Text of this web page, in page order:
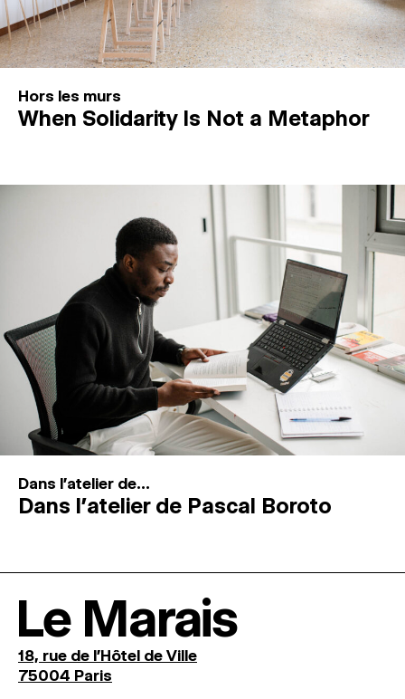
Hors les murs
When Solidarity Is Not a Metaphor
Dans l'atelier de...
Dans l’atelier de Pascal Boroto
Le Marais
18, rue de l'Hôtel de Ville
75004 Paris